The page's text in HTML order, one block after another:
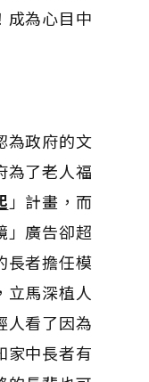
成為心目中
為政府的文
為了老人福
」計畫，而
」廣告卻超
長者擔任模
立馬深植人
人看了因為
家中長者有